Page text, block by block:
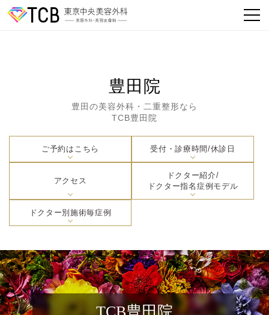
豊田院
豊田の美容外科・二重整形なら
TCB豊田院
ご予約はこちら 受付・診療時間/休診日
アクセス
ドクター紹介/
ドクター指名症例モデル
ドクター別施術毎症例